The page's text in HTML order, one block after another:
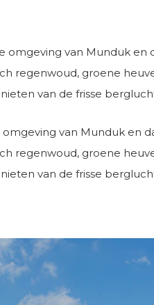
omgeving van Munduk
regenwoud, groene
van de frisse
van Munduk en
regenwoud, groene
van de frisse